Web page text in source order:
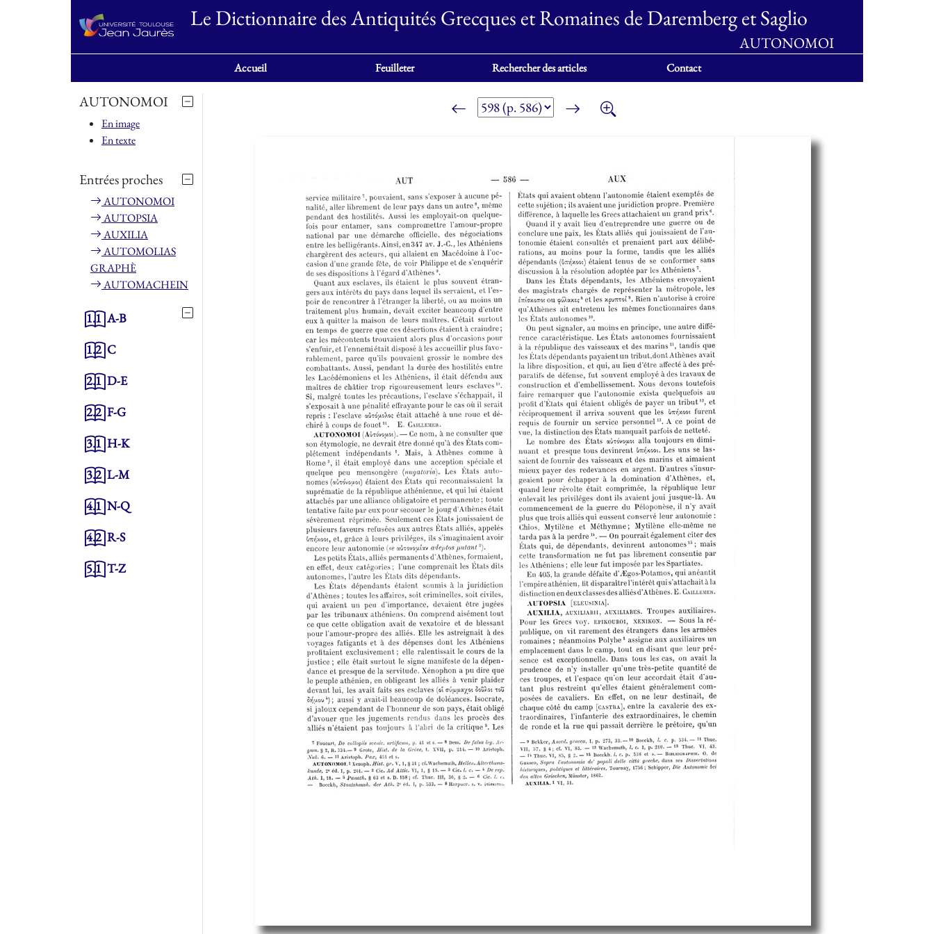
Le Dictionnaire des Antiquités Grecques et Romaines de Daremberg et Saglio
AUTONOMOI
Accueil Feuilleter Rechercher des articles Contact
AUTONOMOI
En image
En texte
Entrées proches
AUTONOMOI
AUTOPSIA
AUXILIA
AUTOMOLIAS
GRAPHÈ
AUTOMACHEIN
1.1A-B
1.2C
2.1D-E
2.2F-G
3.1H-K
3.2L-M
4.1N-Q
4.2R-S
5.1T-Z